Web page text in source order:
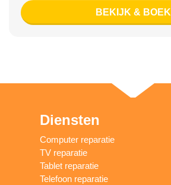
BEKIJK & BOEK
Diensten
Computer reparatie
TV reparatie
Tablet reparatie
Telefoon reparatie